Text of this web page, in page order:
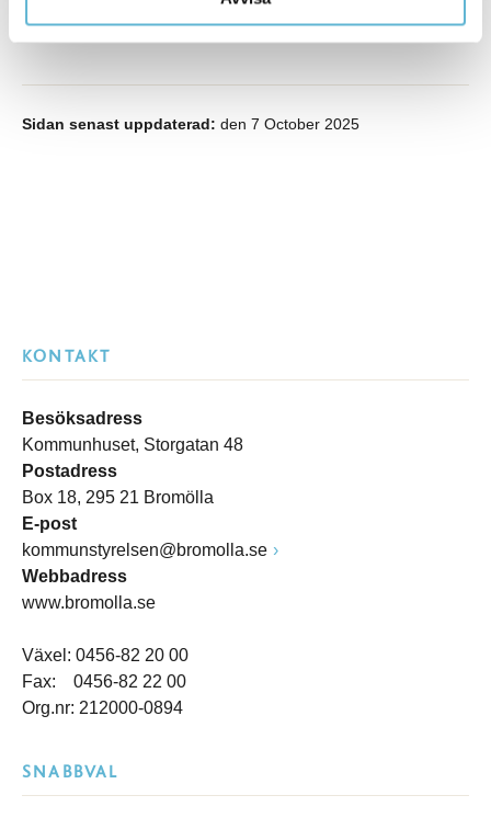
Sidan senast uppdaterad: den 7 October 2025
KONTAKT
Besöksadress
Kommunhuset, Storgatan 48
Postadress
Box 18, 295 21 Bromölla
E-post
kommunstyrelsen@bromolla.se
Webbadress
www.bromolla.se
Växel: 0456-82 20 00
Fax: 0456-82 22 00
Org.nr: 212000-0894
SNABBVAL